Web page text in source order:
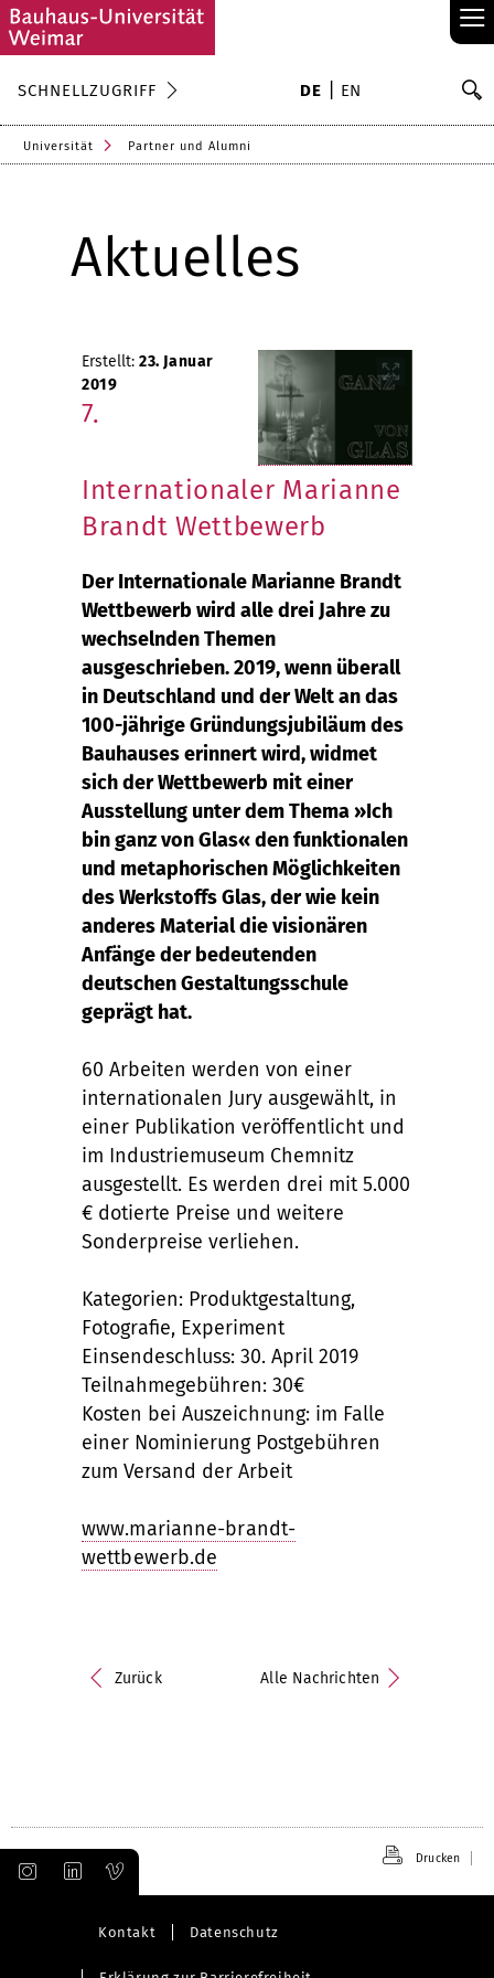
≡
SCHNELLZUGRIFF DE EN
Universität Partner und Alumni
Aktuelles
Erstellt: 23. Januar
2019
7.
Internationaler Marianne
Brandt Wettbewerb
Der Internationale Marianne Brandt
Wettbewerb wird alle drei Jahre zu
wechselnden Themen
ausgeschrieben. 2019, wenn überall
in Deutschland und der Welt an das
100-jährige Gründungsjubiläum des
Bauhauses erinnert wird, widmet
sich der Wettbewerb mit einer
Ausstellung unter dem Thema »Ich
bin ganz von Glas« den funktionalen
und metaphorischen Möglichkeiten
des Werkstoffs Glas, der wie kein
anderes Material die visionären
Anfänge der bedeutenden
deutschen Gestaltungsschule
geprägt hat.
60 Arbeiten werden von einer
internationalen Jury ausgewählt, in
einer Publikation veröffentlicht und
im Industriemuseum Chemnitz
ausgestellt. Es werden drei mit 5.000
€ dotierte Preise und weitere
Sonderpreise verliehen.
Kategorien: Produktgestaltung,
Fotografie, Experiment
Einsendeschluss: 30. April 2019
Teilnahmegebühren: 30€
Kosten bei Auszeichnung: im Falle
einer Nominierung Postgebühren
zum Versand der Arbeit
www.marianne-brandt-
wettbewerb.de
Zurück Alle Nachrichten
Drucken
Kontakt Datenschutz